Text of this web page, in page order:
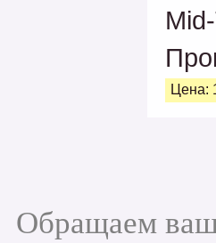
Цена:
Обращаем